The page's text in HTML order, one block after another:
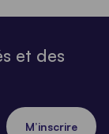
et des
M’inscrire